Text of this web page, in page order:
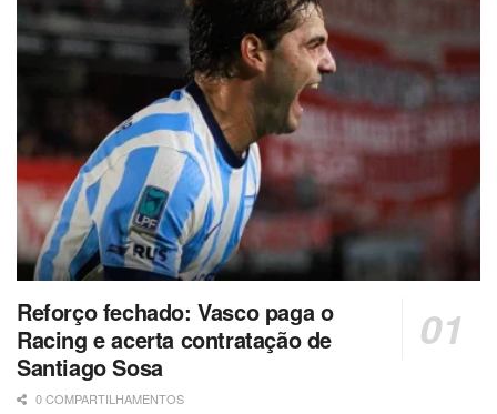
Reforço fechado: Vasco paga o
Racing e acerta contratação de
Santiago Sosa
0 COMPARTILHAMENTOS